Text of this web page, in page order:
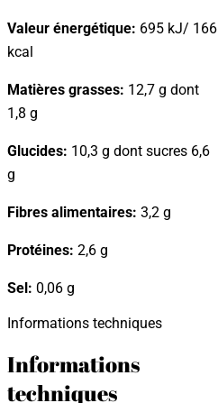
Valeur énergétique: 695 kJ/ 166
kcal
Matières grasses: 12,7 g dont
1,8 g
Glucides: 10,3 g dont sucres 6,6
g
Fibres alimentaires: 3,2 g
Protéines: 2,6 g
Sel: 0,06 g
Informations techniques
Informations
techniques